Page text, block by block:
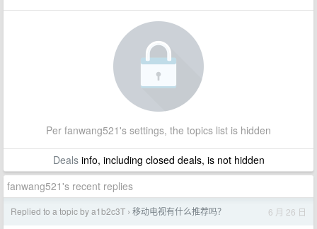
Per fanwang521's settings, the topics list is hidden
Dealsinfo, including closed deals, is not hidden
fanwang521's recent replies
Replied to a topic by a1b2c3T › 移动电视有什么推荐吗？ 6 月 26 日